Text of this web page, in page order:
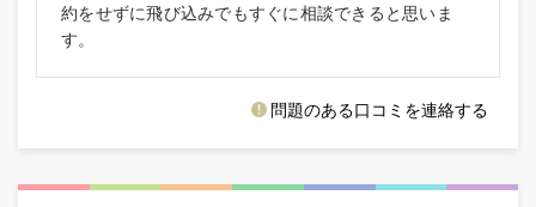
約をせずに飛び込みでもすぐに相談できると思いま
す。
問題のある口コミを連絡する